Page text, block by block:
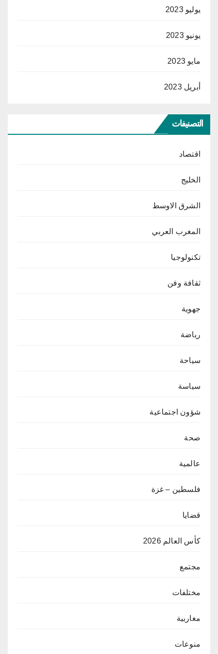
يوليو 2023
يونيو 2023
مايو 2023
أبريل 2023
التصنيفات
اقتصاد
الخليج
الشرق الاوسط
المغرب العربي
تكنولوجيا
ثقافة وفن
جهوية
رياضة
سياحة
سياسة
شؤون اجتماعية
صحة
عالمية
فلسطين – غزة
قضايا
كأس العالم 2026
مجتمع
مختلفات
مغاربية
منوعات